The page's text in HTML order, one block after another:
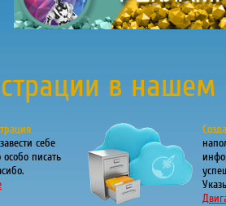
в нашем
себе
писать